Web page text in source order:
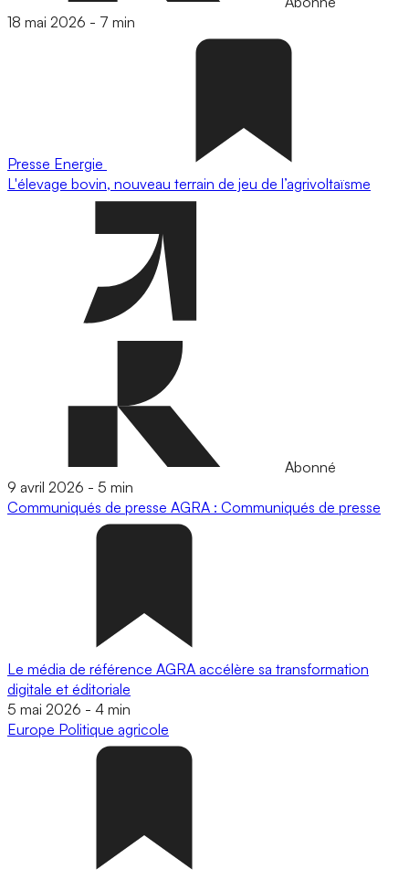
18 mai 2026 - 7 min
Presse Energie
L'élevage bovin, nouveau terrain de jeu de l’agrivoltaïsme
Abonné
9 avril 2026 - 5 min
Communiqués de presse AGRA : Communiqués de presse
Le média de référence AGRA accélère sa transformation
digitale et éditoriale
5 mai 2026 - 4 min
Europe Politique agricole